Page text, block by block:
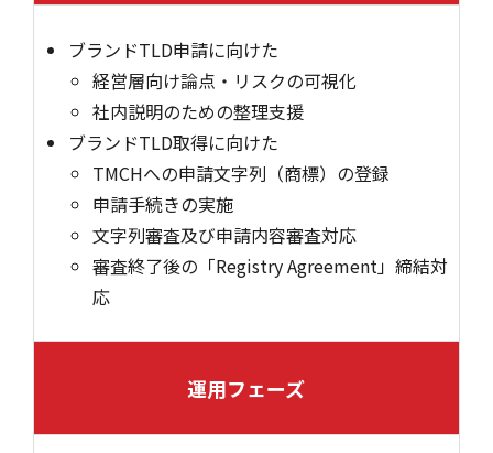
ブランドTLD申請に向けた
経営層向け論点・リスクの可視化
社内説明のための整理支援
ブランドTLD取得に向けた
TMCHへの申請文字列（商標）の登録
申請手続きの実施
文字列審査及び申請内容審査対応
審査終了後の「Registry Agreement」締結対
応
運用フェーズ